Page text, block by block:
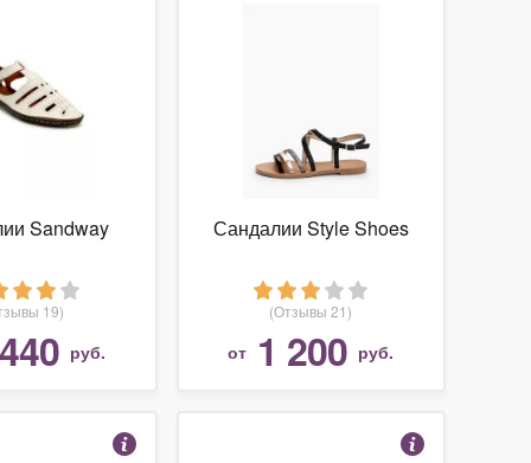
Sandway
19)
руб.
Сандалии Style Shoes
(Отзывы 21)
от 1 200 руб.